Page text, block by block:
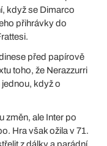
když se Dimarco
přihrávky do
před papírově
toho, že Nerazzurri
když o
změn, ale Inter po
Hra však ožila v 71.